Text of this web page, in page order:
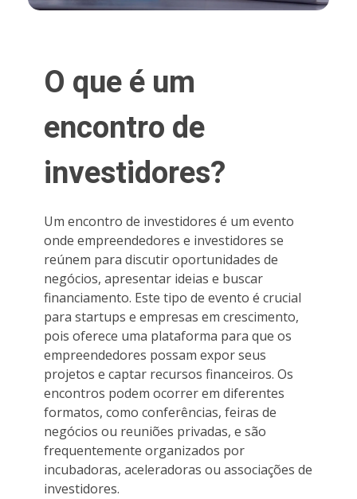
O que é um
encontro de
investidores?
Um encontro de investidores é um evento
onde empreendedores e investidores se
reúnem para discutir oportunidades de
negócios, apresentar ideias e buscar
financiamento. Este tipo de evento é crucial
para startups e empresas em crescimento,
pois oferece uma plataforma para que os
empreendedores possam expor seus
projetos e captar recursos financeiros. Os
encontros podem ocorrer em diferentes
formatos, como conferências, feiras de
negócios ou reuniões privadas, e são
frequentemente organizados por
incubadoras, aceleradoras ou associações de
investidores.